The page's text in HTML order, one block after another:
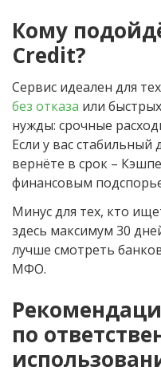
Кому
Credit?
Сервис идеален для
без отказа или
нужды: срочные
Если у вас
вернёте в срок –
финансовым
Минус для тех, кто
здесь максимум 30
лучше смотреть
МФО.
по